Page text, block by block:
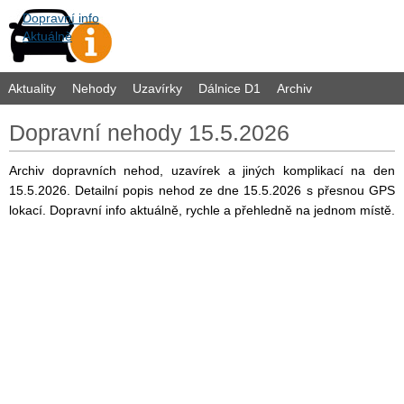
Dopravní info
Aktuálně
Aktuality Nehody Uzavírky Dálnice D1 Archiv
Dopravní nehody 15.5.2026
Archiv dopravních nehod, uzavírek a jiných komplikací na den
15.5.2026. Detailní popis nehod ze dne 15.5.2026 s přesnou GPS
lokací. Dopravní info aktuálně, rychle a přehledně na jednom místě.